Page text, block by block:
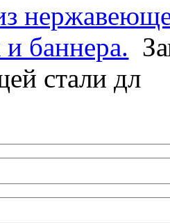
баннера.
стали дл